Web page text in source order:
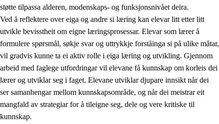
Prinsipp for læring, utvikling og danning
2.1 Sosial læring og utvikling
2.3 Grunnleggjande ferdigheiter
Å lære å lære
Tverrfaglege tema
støtte tilpassa alderen, modenskaps- og funksjonsnivået deira.
Ved å reflektere over eiga og andre si læring kan elevar litt etter litt
utvikle bevisstheit om eigne læringsprosessar. Elevar som lærer å
formulere spørsmål, søkje svar og uttrykkje forståinga si på ulike måtar,
vil gradvis kunne ta ei aktiv rolle i eiga læring og utvikling. Gjennom
arbeid med faglege utfordringar vil elevane få kunnskap om korleis dei
lærer og utviklar seg i faget. Elevane utviklar djupare innsikt når dei
ser samanhengar mellom kunnskapsområde, og når dei meistrar eit
mangfald av strategiar for å tileigne seg, dele og vere kritiske til
kunnskap.